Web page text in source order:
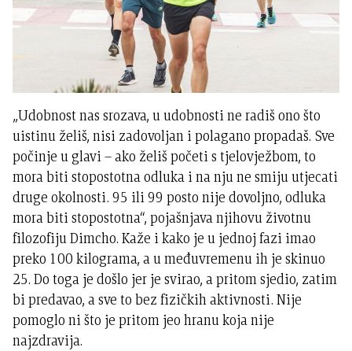
„Udobnost nas srozava, u udobnosti ne radiš ono što
uistinu želiš, nisi zadovoljan i polagano propadaš. Sve
počinje u glavi – ako želiš početi s tjelovježbom, to
mora biti stopostotna odluka i na nju ne smiju utjecati
druge okolnosti. 95 ili 99 posto nije dovoljno, odluka
mora biti stopostotna“, pojašnjava njihovu životnu
filozofiju Dimcho. Kaže i kako je u jednoj fazi imao
preko 100 kilograma, a u međuvremenu ih je skinuo
25. Do toga je došlo jer je svirao, a pritom sjedio, zatim
bi predavao, a sve to bez fizičkih aktivnosti. Nije
pomoglo ni što je pritom jeo hranu koja nije
najzdravija.